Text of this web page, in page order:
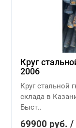
Круг
2006
Круг стальной
склада в
Быст..
69900 руб. /